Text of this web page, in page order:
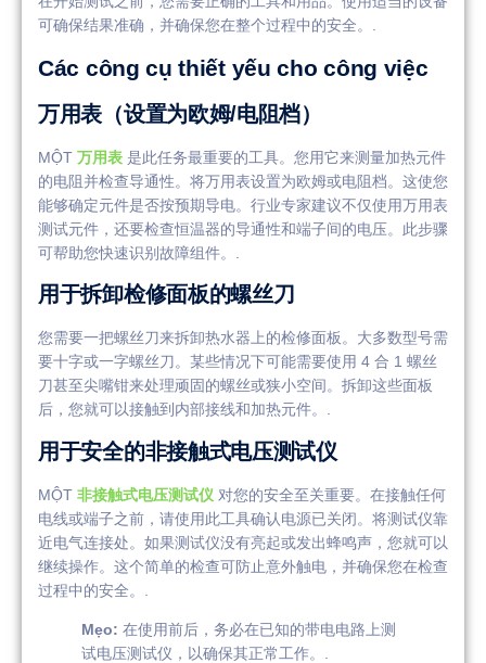
可确保结果准确，并确保您在整个过程中的安全。.
Các công cụ thiết yếu cho công việc
万用表（设置为欧姆/电阻档）
MỘT 万用表 是此任务最重要的工具。您用它来测量加热元件
的电阻并检查导通性。将万用表设置为欧姆或电阻档。这使您
能够确定元件是否按预期导电。行业专家建议不仅使用万用表
测试元件，还要检查恒温器的导通性和端子间的电压。此步骤
可帮助您快速识别故障组件。.
用于拆卸检修面板的螺丝刀
您需要一把螺丝刀来拆卸热水器上的检修面板。大多数型号需
要十字或一字螺丝刀。某些情况下可能需要使用 4 合 1 螺丝
刀甚至尖嘴钳来处理顽固的螺丝或狭小空间。拆卸这些面板
后，您就可以接触到内部接线和加热元件。.
用于安全的非接触式电压测试仪
MỘT 非接触式电压测试仪 对您的安全至关重要。在接触任何
电线或端子之前，请使用此工具确认电源已关闭。将测试仪靠
近电气连接处。如果测试仪没有亮起或发出蜂鸣声，您就可以
继续操作。这个简单的检查可防止意外触电，并确保您在检查
过程中的安全。.
Mẹo: 在使用前后，务必在已知的带电电路上测
试电压测试仪，以确保其正常工作。.